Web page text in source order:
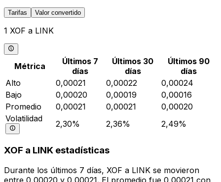
Tarifas Valor convertido
1 XOF a LINK
Métrica
Últimos 7
días
Últimos 30
días
Últimos 90
días
Alto
0,00021 0,00022
0,00024
Bajo
0,00020 0,00019
0,00016
Promedio
0,00021 0,00021
0,00020
Volatilidad
2,30% 2,36% 2,49%
XOF a LINK estadísticas
Durante los últimos 7 días, XOF a LINK se movieron